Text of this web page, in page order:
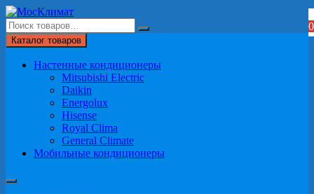
Перейти
к
содержимому
Каталог товаров
Настенные кондиционеры
Mitsubishi Electric
Daikin
Energolux
Hisense
Royal Clima
General Climate
Мобильные кондиционеры
0